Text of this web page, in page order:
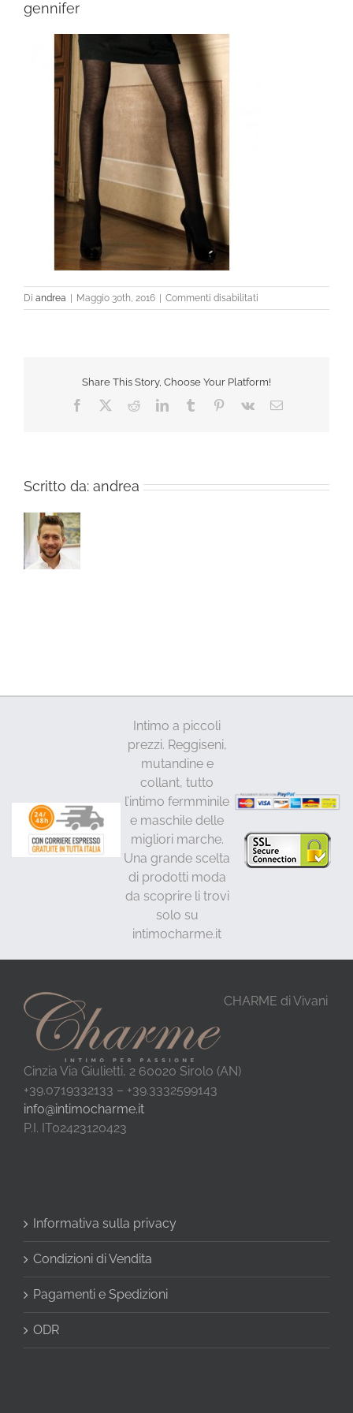
gennifer
Di andrea Maggio 30th, 2016 Commenti disabilitati
gennifer
Share This Story, Choose Your Platform!
Facebook RedditLinkedInTumblr Pinterest
Vk Email
Scritto da: andrea
Intimo a piccoli
prezzi. Reggiseni,
mutandine e
collant, tutto
l’intimo fermminile
e maschile delle
migliori marche.
Una grande scelta
di prodotti moda
da scoprire li trovi
solo su
intimocharme.it
CHARME di Vivani
Cinzia Via Giulietti, 2 60020 Sirolo (AN)
+39.0719332133 – +39.3332599143
info@intimocharme.it
P.I. IT02423120423
Informativa sulla privacy
Condizioni di Vendita
Pagamenti e Spedizioni
ODR